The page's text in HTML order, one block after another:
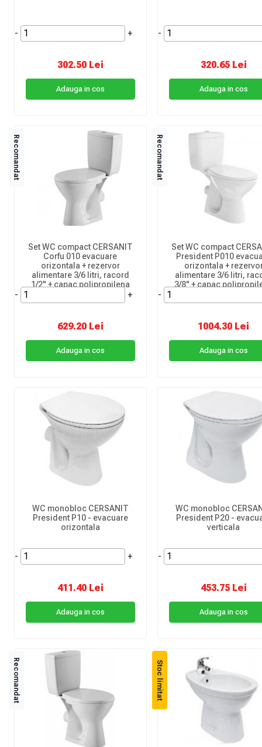
- +
302.50 Lei
Adauga in cos
-
320.65 Lei
Adauga in cos
Recomandat
Set WC compact CERSANIT
Corfu 010 evacuare
orizontala + rezervor
alimentare 3/6 litri, racord
1/2" + capac polipropilena
- +
629.20 Lei
Adauga in cos
Recomandat
Set WC compact
President P010
orizontala +
alimentare 3/6 litri,
3/8" + capac
-
1004.30 Lei
Adauga in cos
WC monobloc CERSANIT
President P10 - evacuare
orizontala
- +
411.40 Lei
Adauga in cos
WC monobloc
President P20 -
verticala
-
453.75 Lei
Adauga in cos
Recomandat Stoc limitat